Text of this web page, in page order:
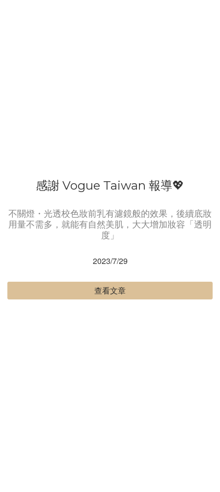
感謝 Vogue Taiwan 報導💖
不關燈・光透校色妝前乳有濾鏡般的效果，後續底妝
用量不需多，就能有自然美肌，大大增加妝容「透明
度」
2023/7/29
查看文章